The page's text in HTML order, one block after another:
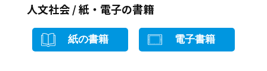
人文社会 / 紙・電子の書籍
紙の書籍 電子書籍